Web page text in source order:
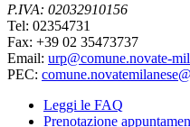
P.IVA: 02032910156
Tel: 02354731
Fax: +39 02 35473737
Email: urp@comune.novate-
PEC:
Leggi le FAQ
Prenotazione